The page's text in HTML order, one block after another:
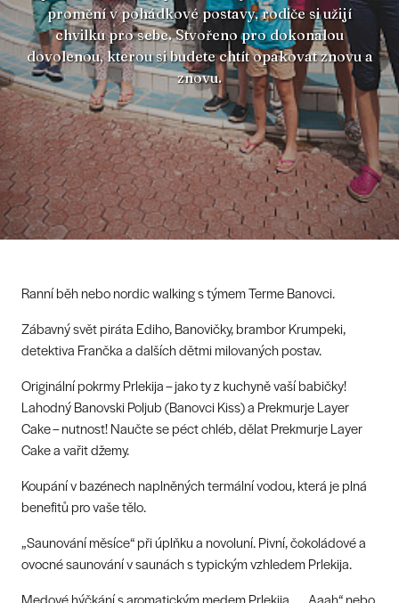
promění v pohádkové postavy, rodiče si užijí
chvilku pro sebe. Stvořeno pro dokonalou
dovolenou, kterou si budete chtít opakovat znovu a
znovu.
Ranní běh nebo nordic walking s týmem Terme Banovci.
Zábavný svět piráta Ediho, Banovičky, brambor Krumpeki,
detektiva Frančka a dalších dětmi milovaných postav.
Originální pokrmy Prlekija – jako ty z kuchyně vaší babičky!
Lahodný Banovski Poljub (Banovci Kiss) a Prekmurje Layer
Cake – nutnost! Naučte se péct chléb, dělat Prekmurje Layer
Cake a vařit džemy.
Koupání v bazénech naplněných termální vodou, která je plná
benefitů pro vaše tělo.
„Saunování měsíce“ při úplňku a novoluní. Pivní, čokoládové a
ovocné saunování v saunách s typickým vzhledem Prlekija.
Medové hýčkání s aromatickým medem Prlekija ... „Aaah“ nebo